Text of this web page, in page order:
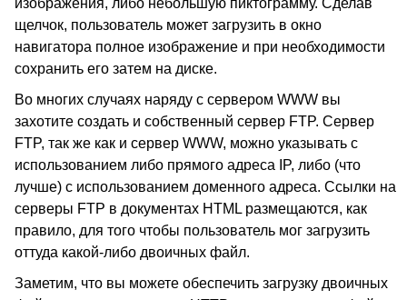
изображения, либо небольшую пиктограмму. Сделав
щелчок, пользователь может загрузить в окно
навигатора полное изображение и при необходимости
сохранить его затем на диске.
Во многих случаях наряду с сервером WWW вы
захотите создать и собственный сервер FTP. Сервер
FTP, так же как и сервер WWW, можно указывать с
использованием либо прямого адреса IP, либо (что
лучше) с использованием доменного адреса. Ссылки на
серверы FTP в документах HTML размещаются, как
правило, для того чтобы пользователь мог загрузить
оттуда какой-либо двоичных файл.
Заметим, что вы можете обеспечить загрузку двоичных